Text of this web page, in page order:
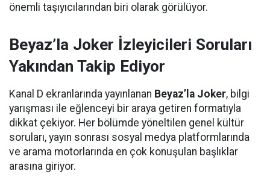
önemli taşıyıcılarından biri olarak görülüyor.
Beyaz’la Joker İzleyicileri Soruları
Yakından Takip Ediyor
Kanal D ekranlarında yayınlanan Beyaz’la Joker, bilgi
yarışması ile eğlenceyi bir araya getiren formatıyla
dikkat çekiyor. Her bölümde yöneltilen genel kültür
soruları, yayın sonrası sosyal medya platformlarında
ve arama motorlarında en çok konuşulan başlıklar
arasına giriyor.